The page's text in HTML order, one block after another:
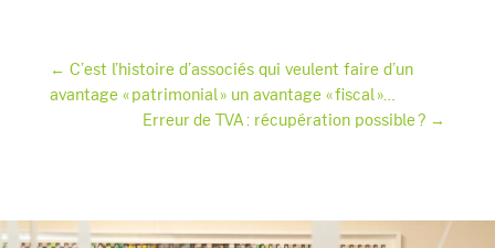
e
b
k
e
dI
l
← C’est l’histoire d’associés qui veulent faire d’un
avantage « patrimonial » un avantage « fiscal »…
Erreur de TVA : récupération possible ? →